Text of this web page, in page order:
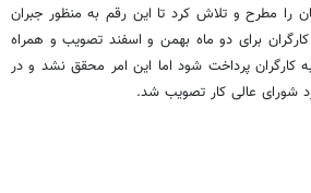
۳ میلیون تومان را مطرح و تلاش کرد تا این رقم به منظور جبران
برای دو ماه بهمن و اسفند تصویب و همراه
کارگران پرداخت شود اما این امر محقق نشد و در
شورای عالی کار تصویب شد.